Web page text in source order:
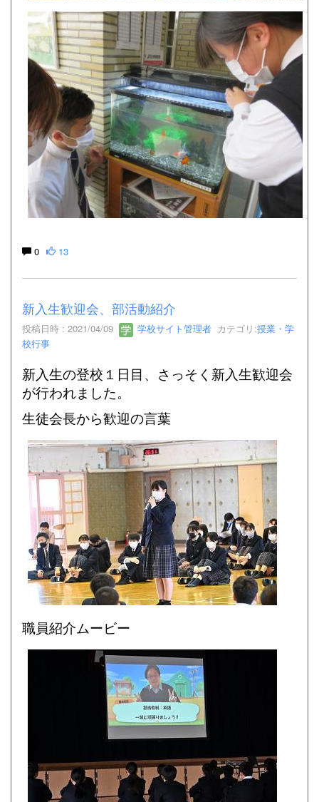
0 13
新入生歓迎会、部活動紹介
投稿日時 : 2021/04/09 学校サイト管理者 カテゴリ:授業・学
校行事
新入生の登校１日目、さっそく新入生歓迎会
が行われました。
生徒会長から歓迎の言葉
職員紹介ムービー